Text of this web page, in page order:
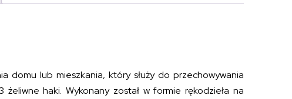
domu lub mieszkania, który służy do przechowywania
haki. Wykonany został w formie rękodzieła na